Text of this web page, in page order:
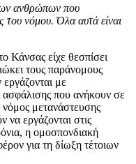
ανθρώπων που
του νόμου. Όλα αυτά είναι
Κάνσας είχε θεσπίσει
τους παράνομους
με
ασφάλισης που ανήκουν σε
μετανάστευσης
να εργάζονται στις
η ομοσπονδιακή
για τη δίωξη τέτοιων